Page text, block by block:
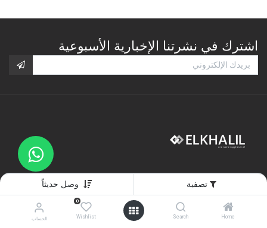
تصفية وصل حديثاً
Home
Search
0
Wishlist الحساب
اشترك في نشرتنا الإخبارية الأسبوعية
الأقسام